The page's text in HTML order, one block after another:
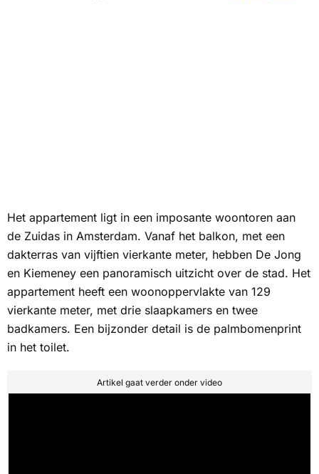
Het appartement ligt in een imposante woontoren aan
de Zuidas in Amsterdam. Vanaf het balkon, met een
dakterras van vijftien vierkante meter, hebben De Jong
en Kiemeney een panoramisch uitzicht over de stad. Het
appartement heeft een woonoppervlakte van 129
vierkante meter, met drie slaapkamers en twee
badkamers. Een bijzonder detail is de palmbomenprint
in het toilet.
Artikel gaat verder onder video